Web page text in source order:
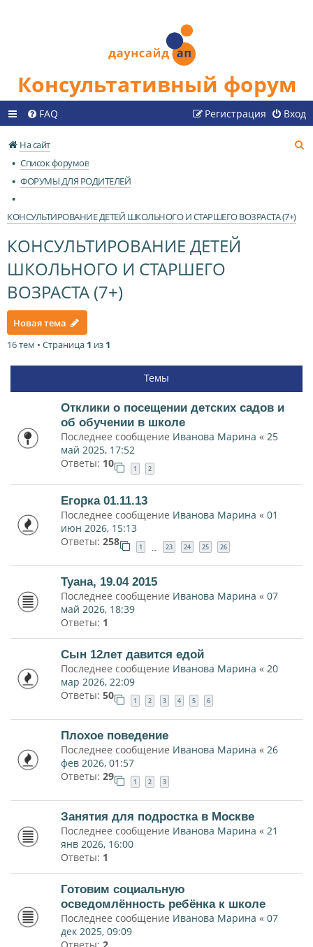
Консультативный форум
FAQ Вход
Регистрация
На сайт
Список форумов
ФОРУМЫ ДЛЯ РОДИТЕЛЕЙ
КОНСУЛЬТИРОВАНИЕ ДЕТЕЙ ШКОЛЬНОГО И СТАРШЕГО ВОЗРАСТА (7+)
КОНСУЛЬТИРОВАНИЕ ДЕТЕЙ
ШКОЛЬНОГО И СТАРШЕГО
ВОЗРАСТА (7+)
Новая тема
16 тем • Страница 1 из 1
Темы
Отклики о посещении детских садов и
об обучении в школе
Последнее сообщение Иванова Марина « 25
май 2025, 17:52
Ответы: 10 1 2
Егорка 01.11.13
Последнее сообщение Иванова Марина « 01
июн 2026, 15:13
Ответы: 258 1 … 23 24 25 26
Туана, 19.04 2015
Последнее сообщение Иванова Марина « 07
май 2026, 18:39
Ответы: 1
Сын 12лет давится едой
Последнее сообщение Иванова Марина « 20
мар 2026, 22:09
Ответы: 50 1 2 3 4 5 6
Плохое поведение
Последнее сообщение Иванова Марина « 26
фев 2026, 01:57
Ответы: 29 1 2 3
Занятия для подростка в Москве
Последнее сообщение Иванова Марина « 21
янв 2026, 16:00
Ответы: 1
Готовим социальную
осведомлённость ребёнка к школе
Последнее сообщение Иванова Марина « 07
дек 2025, 09:09
Ответы: 2